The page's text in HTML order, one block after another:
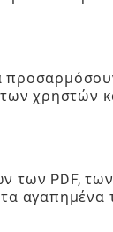
των χρηστών
των PDF, των
αγαπημένα